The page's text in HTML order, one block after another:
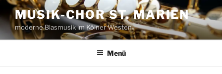
Zum
Inhalt
springen
MUSIK-CHOR ST. MARIEN
moderne Blasmusik im Kölner Westen
Menü